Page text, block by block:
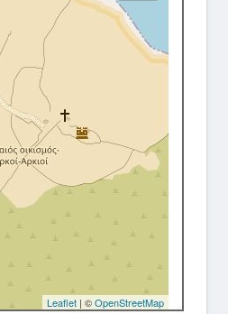
Leaflet | ©OpenStreetMap